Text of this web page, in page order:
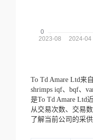
To Td Amare Ltd来
shrimps iqf、bqf、
是To Td Amare Ltd
从交易次数、交易
了解当前公司的采